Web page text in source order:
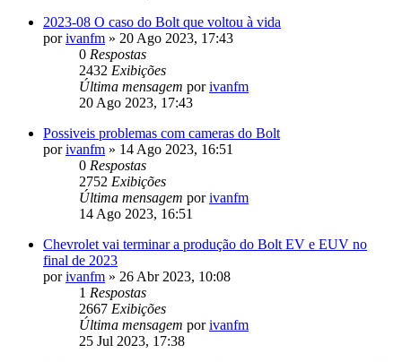
2023-08 O caso do Bolt que voltou à vida
porivanfm » 20 Ago 2023, 17:43
0 Respostas
2432 Exibições
Última mensagem porivanfm
20 Ago 2023, 17:43
Possiveis problemas com cameras do Bolt
porivanfm » 14 Ago 2023, 16:51
0 Respostas
2752 Exibições
Última mensagem porivanfm
14 Ago 2023, 16:51
Chevrolet vai terminar a produção do Bolt EV e EUV no
final de 2023
porivanfm » 26 Abr 2023, 10:08
1 Respostas
2667 Exibições
Última mensagem porivanfm
25 Jul 2023, 17:38